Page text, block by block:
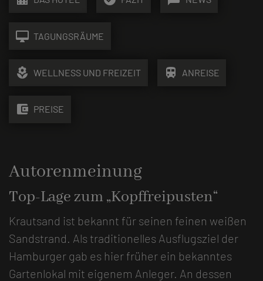
desktop_mac TAGUNGSRÄUME
local_florist WELLNESS UND FREIZEIT train ANREISE
account_balance_wallet PREISE
Autorenmeinung
Top-Lage zum „Kopffreipusten“
Krautsand ist bekannt für seinen feinen weißen
Sandstrand. Als traditionelles Ausflugsziel der
Hamburger gab es hier früher ein bekanntes
Gartenlokal mit eigenem Anleger. An dessen